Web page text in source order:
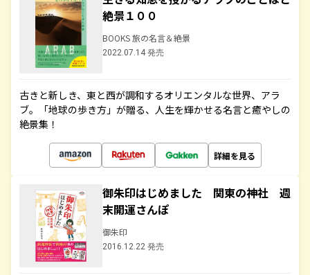
絶景１００
BOOKS 旅の名言＆絶景
2022.07.14 発売
古きと新しき、東と西が調和するオリエンタルな世界、アラ
ブ。「地球の歩き方」が贈る、人生を輝かせる名言と癒やしの
絶景集！
詳細を見る
御朱印はじめました 関東の神社 週
末開運さんぽ
御朱印
2016.12.22 発売